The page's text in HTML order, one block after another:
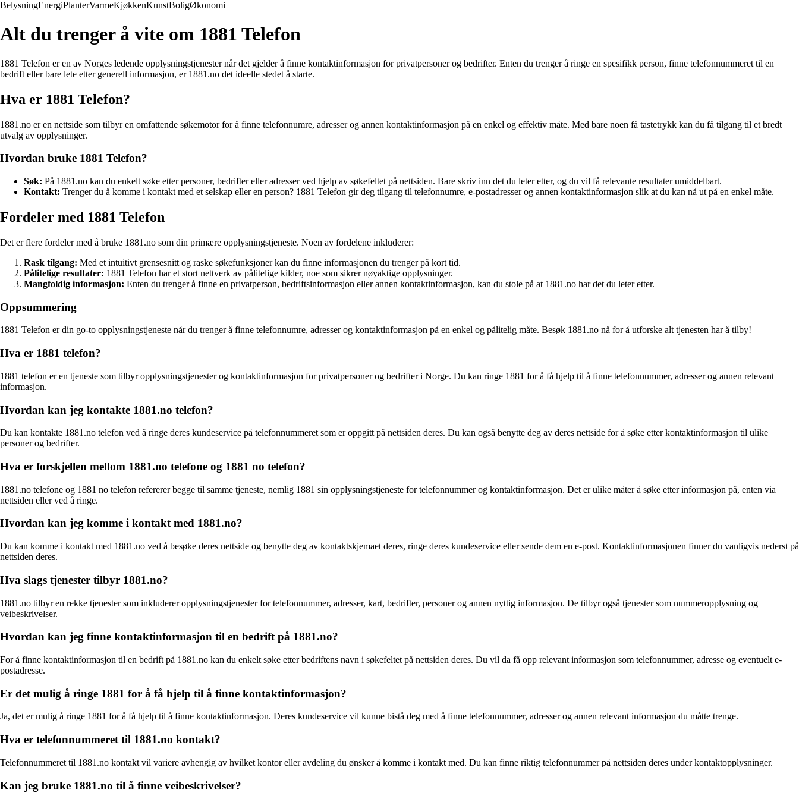
BelysningEnergiPlanterVarmeKjøkkenKunstBoligØkonomi
Alt du trenger å vite om 1881 Telefon
1881 Telefon er en av Norges ledende opplysningstjenester når det gjelder å finne kontaktinformasjon for privatpersoner og bedrifter. Enten du trenger å ringe en spesifikk person, finne telefonnummeret til en
bedrift eller bare lete etter generell informasjon, er 1881.no det ideelle stedet å starte.
Hva er 1881 Telefon?
1881.no er en nettside som tilbyr en omfattende søkemotor for å finne telefonnumre, adresser og annen kontaktinformasjon på en enkel og effektiv måte. Med bare noen få tastetrykk kan du få tilgang til et bredt
utvalg av opplysninger.
Hvordan bruke 1881 Telefon?
Søk: På 1881.no kan du enkelt søke etter personer, bedrifter eller adresser ved hjelp av søkefeltet på nettsiden. Bare skriv inn det du leter etter, og du vil få relevante resultater umiddelbart.
Kontakt: Trenger du å komme i kontakt med et selskap eller en person? 1881 Telefon gir deg tilgang til telefonnumre, e-postadresser og annen kontaktinformasjon slik at du kan nå ut på en enkel måte.
Fordeler med 1881 Telefon
Det er flere fordeler med å bruke 1881.no som din primære opplysningstjeneste. Noen av fordelene inkluderer:
Rask tilgang: Med et intuitivt grensesnitt og raske søkefunksjoner kan du finne informasjonen du trenger på kort tid.
Pålitelige resultater: 1881 Telefon har et stort nettverk av pålitelige kilder, noe som sikrer nøyaktige opplysninger.
Mangfoldig informasjon: Enten du trenger å finne en privatperson, bedriftsinformasjon eller annen kontaktinformasjon, kan du stole på at 1881.no har det du leter etter.
Oppsummering
1881 Telefon er din go-to opplysningstjeneste når du trenger å finne telefonnumre, adresser og kontaktinformasjon på en enkel og pålitelig måte. Besøk 1881.no nå for å utforske alt tjenesten har å tilby!
Hva er 1881 telefon?
1881 telefon er en tjeneste som tilbyr opplysningstjenester og kontaktinformasjon for privatpersoner og bedrifter i Norge. Du kan ringe 1881 for å få hjelp til å finne telefonnummer, adresser og annen relevant
informasjon.
Hvordan kan jeg kontakte 1881.no telefon?
Du kan kontakte 1881.no telefon ved å ringe deres kundeservice på telefonnummeret som er oppgitt på nettsiden deres. Du kan også benytte deg av deres nettside for å søke etter kontaktinformasjon til ulike
personer og bedrifter.
Hva er forskjellen mellom 1881.no telefone og 1881 no telefon?
1881.no telefone og 1881 no telefon refererer begge til samme tjeneste, nemlig 1881 sin opplysningstjeneste for telefonnummer og kontaktinformasjon. Det er ulike måter å søke etter informasjon på, enten via
nettsiden eller ved å ringe.
Hvordan kan jeg komme i kontakt med 1881.no?
Du kan komme i kontakt med 1881.no ved å besøke deres nettside og benytte deg av kontaktskjemaet deres, ringe deres kundeservice eller sende dem en e-post. Kontaktinformasjonen finner du vanligvis nederst på
nettsiden deres.
Hva slags tjenester tilbyr 1881.no?
1881.no tilbyr en rekke tjenester som inkluderer opplysningstjenester for telefonnummer, adresser, kart, bedrifter, personer og annen nyttig informasjon. De tilbyr også tjenester som nummeropplysning og
veibeskrivelser.
Hvordan kan jeg finne kontaktinformasjon til en bedrift på 1881.no?
For å finne kontaktinformasjon til en bedrift på 1881.no kan du enkelt søke etter bedriftens navn i søkefeltet på nettsiden deres. Du vil da få opp relevant informasjon som telefonnummer, adresse og eventuelt e-
postadresse.
Er det mulig å ringe 1881 for å få hjelp til å finne kontaktinformasjon?
Ja, det er mulig å ringe 1881 for å få hjelp til å finne kontaktinformasjon. Deres kundeservice vil kunne bistå deg med å finne telefonnummer, adresser og annen relevant informasjon du måtte trenge.
Hva er telefonnummeret til 1881.no kontakt?
Telefonnummeret til 1881.no kontakt vil variere avhengig av hvilket kontor eller avdeling du ønsker å komme i kontakt med. Du kan finne riktig telefonnummer på nettsiden deres under kontaktopplysninger.
Kan jeg bruke 1881.no til å finne veibeskrivelser?